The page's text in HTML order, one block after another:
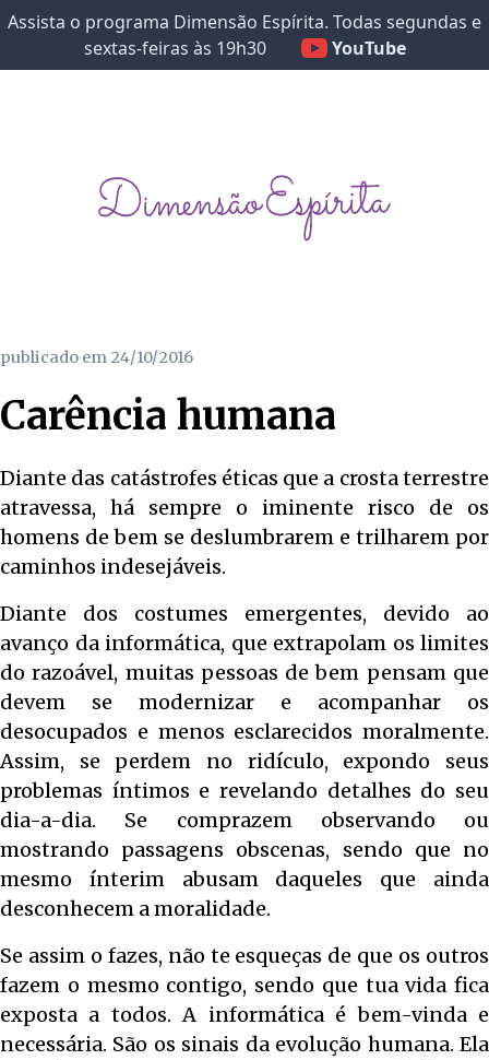
Assista o programa Dimensão Espírita. Todas segundas e
sextas-feiras às 19h30
YouTube
publicado em 24/10/2016
Carência humana
Diante das catástrofes éticas que a crosta terrestre
atravessa, há sempre o iminente risco de os
homens de bem se deslumbrarem e trilharem por
caminhos indesejáveis.
Diante dos costumes emergentes, devido ao
avanço da informática, que extrapolam os limites
do razoável, muitas pessoas de bem pensam que
devem se modernizar e acompanhar os
desocupados e menos esclarecidos moralmente.
Assim, se perdem no ridículo, expondo seus
problemas íntimos e revelando detalhes do seu
dia-a-dia. Se comprazem observando ou
mostrando passagens obscenas, sendo que no
mesmo ínterim abusam daqueles que ainda
desconhecem a moralidade.
Se assim o fazes, não te esqueças de que os outros
fazem o mesmo contigo, sendo que tua vida fica
exposta a todos. A informática é bem-vinda e
necessária. São os sinais da evolução humana. Ela